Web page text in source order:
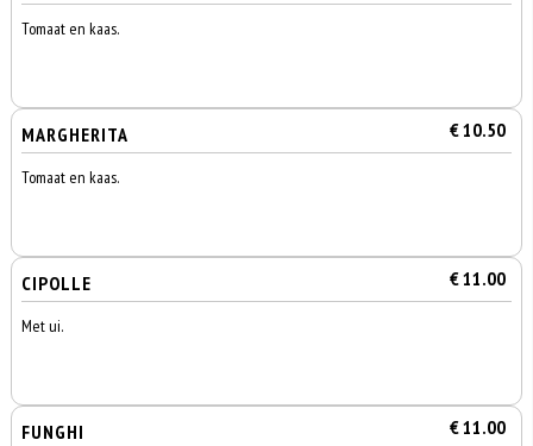
Tomaat en kaas.
MARGHERITA € 10.50
Tomaat en kaas.
CIPOLLE € 11.00
Met ui.
FUNGHI € 11.00